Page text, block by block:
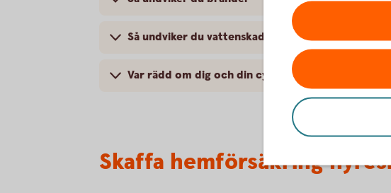
Så undviker du vattenskador
Var rädd om dig och din cykel
Skaffa hemförsäkring